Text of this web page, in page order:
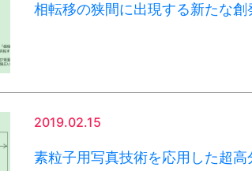
相転移の狭間に出現する新たな
2019.02.15
素粒子用写真技術を応用した超